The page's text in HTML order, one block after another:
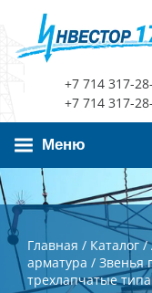
+7 714 317-
+7 714 317-
Меню
Главная / Каталог/
арматура / Звенья
трехлапчатые